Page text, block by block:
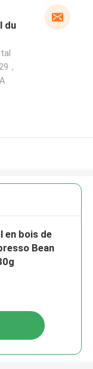
du
，
en bois de
Bean